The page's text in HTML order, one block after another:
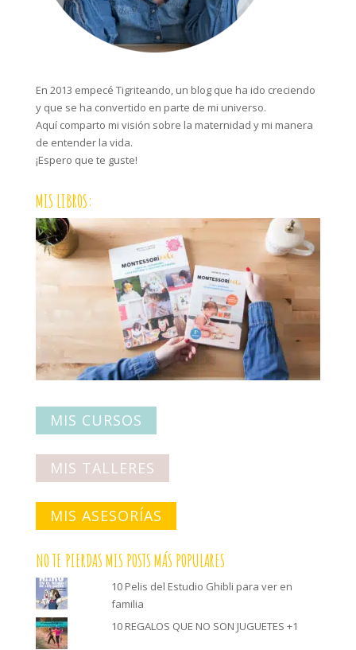
En 2013 empecé Tigriteando, un blog que ha ido creciendo
y que se ha convertido en parte de mi universo.
Aquí comparto mi visión sobre la maternidad y mi manera
de entender la vida.
¡Espero que te guste!
MIS LIBROS:
MIS CURSOS
MIS TALLERES
MIS ASESORÍAS
NO TE PIERDAS MIS POSTS MÁS POPULARES
10 Pelis del Estudio Ghibli para ver en
familia
10 REGALOS QUE NO SON JUGUETES +1